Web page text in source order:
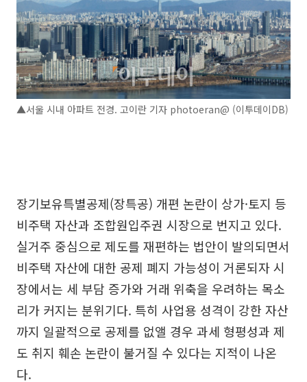
▲서울 시내 아파트 전경. 고이란 기자 photoeran@ (이투데이DB)
장기보유특별공제(장특공) 개편 논란이 상가·토지 등
비주택 자산과 조합원입주권 시장으로 번지고 있다.
실거주 중심으로 제도를 재편하는 법안이 발의되면서
비주택 자산에 대한 공제 폐지 가능성이 거론되자 시
장에서는 세 부담 증가와 거래 위축을 우려하는 목소
리가 커지는 분위기다. 특히 사업용 성격이 강한 자산
까지 일괄적으로 공제를 없앨 경우 과세 형평성과 제
도 취지 훼손 논란이 불거질 수 있다는 지적이 나온
다.